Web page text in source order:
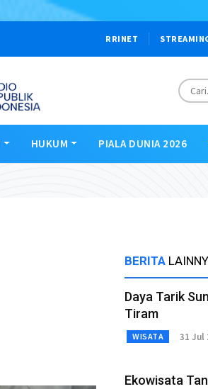
RRINET
HUKUM PIALA DUNIA 2026
BERITA
Daya Tarik
Tiram
WISATA 31 Jul
Ekowisata